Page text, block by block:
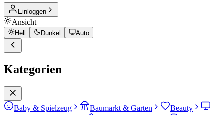
Einloggen
Ansicht
Hell Dunkel Auto
Kategorien
Baby & Spielzeug Baumarkt & Garten
Beauty